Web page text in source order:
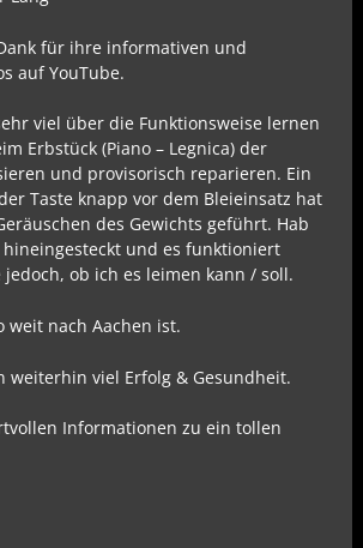
für ihre informativen und
auf YouTube.
viel über die Funktionsweise lernen
Erbstück (Piano – Legnica) der
und provisorisch reparieren. Ein
Taste knapp vor dem Bleieinsatz hat
des Gewichts geführt. Hab
hineingesteckt und es funktioniert
ob ich es leimen kann / soll.
weit nach Aachen ist.
weiterhin viel Erfolg & Gesundheit.
Informationen zu ein tollen